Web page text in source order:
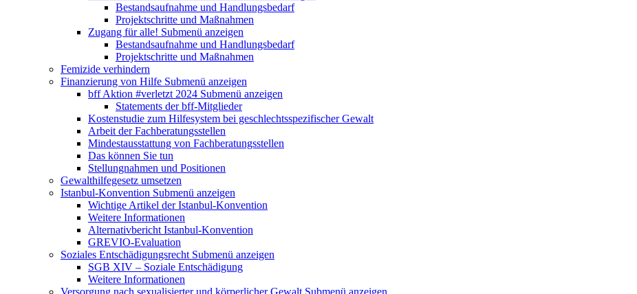
Bestandsaufnahme und Handlungsbedarf
Projektschritte und Maßnahmen
Zugang für alle! Submenü anzeigen
Bestandsaufnahme und Handlungsbedarf
Projektschritte und Maßnahmen
Femizide verhindern
Finanzierung von Hilfe Submenü anzeigen
bff Aktion #verletzt 2024 Submenü anzeigen
Statements der bff-Mitglieder
Kostenstudie zum Hilfesystem bei geschlechtsspezifischer Gewalt
Arbeit der Fachberatungsstellen
Mindestausstattung von Fachberatungsstellen
Das können Sie tun
Stellungnahmen und Positionen
Gewalthilfegesetz umsetzen
Istanbul-Konvention Submenü anzeigen
Wichtige Artikel der Istanbul-Konvention
Weitere Informationen
Alternativbericht Istanbul-Konvention
GREVIO-Evaluation
Soziales Entschädigungsrecht Submenü anzeigen
SGB XIV – Soziale Entschädigung
Weitere Informationen
Versorgung nach sexualisierter und körperlicher Gewalt Submenü anzeigen